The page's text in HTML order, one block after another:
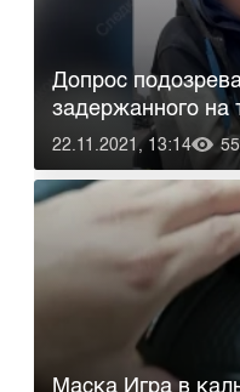
22.11.2021, 13:14
Допрос
задержанного на
Маска Игра в